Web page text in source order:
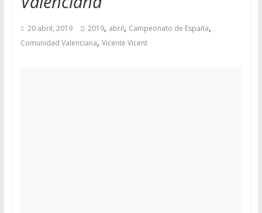
20 abril, 2019 2019, abril, Campeonato de España,
Comunidad Valenciana, Vicente Vicent